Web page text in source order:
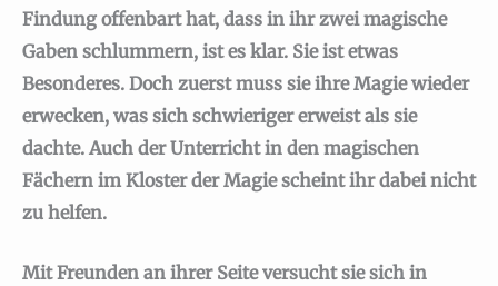
Findung offenbart hat, dass in ihr zwei magische
Gaben schlummern, ist es klar. Sie ist etwas
Besonderes. Doch zuerst muss sie ihre Magie wieder
erwecken, was sich schwieriger erweist als sie
dachte. Auch der Unterricht in den magischen
Fächern im Kloster der Magie scheint ihr dabei nicht
zu helfen.
Mit Freunden an ihrer Seite versucht sie sich in